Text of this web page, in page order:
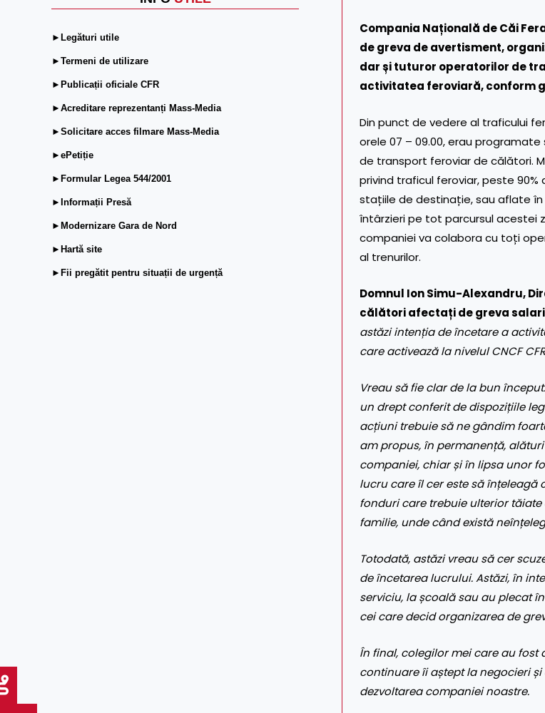
►Legături utile
►Termeni de utilizare
►Publicații oficiale CFR
►Acreditare reprezentanți Mass-Media
►Solicitare acces filmare Mass-Media
►ePetiție
►Formular Legea 544/2001
►Informații Presă
►Modernizare Gara de Nord
►Hartă site
►Fii pregătit pentru situații de urgență
Compania Națională de Căi
de greva de avertisment,
dar și tuturor operatorilor de
activitatea feroviară, conform
Din punct de vedere al traficului
orele 07 – 09.00, erau
de transport feroviar de călători.
privind traficul feroviar, peste
stațiile de destinație, sau aflate în
întârzieri pe tot parcursul acestei
companiei va colabora cu toți
al trenurilor.
Domnul Ion Simu-Alexandru,
călători afectați de greva
astăzi intenția de încetare a
care activează la nivelul CNCF
Vreau să fie clar de la bun
un drept conferit de dispozițiile
acțiuni trebuie să ne gândim
am propus, în permanență,
companiei, chiar și în lipsa unor
lucru care îl cer este să înțeleagă
fonduri care trebuie ulterior
familie, unde când există
Totodată, astăzi vreau să cer
de încetarea lucrului. Astăzi, în
serviciu, la școală sau au plecat
cei care decid organizarea de
În final, colegilor mei care au
continuare îi aștept la negocieri
dezvoltarea companiei noastre.